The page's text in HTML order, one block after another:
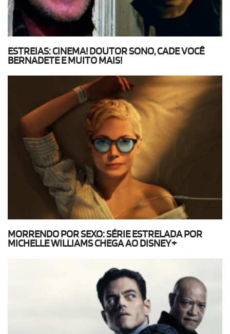
ESTREIAS: CINEMA! DOUTOR SONO, CADE VOCÊ
BERNADETE E MUITO MAIS!
MORRENDO POR SEXO: SÉRIE ESTRELADA POR
MICHELLE WILLIAMS CHEGA AO DISNEY+